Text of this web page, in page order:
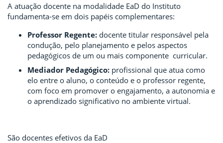
A atuação docente na modalidade EaD do Instituto
fundamenta-se em dois papéis complementares:
Professor Regente: docente titular responsável pela
condução, pelo planejamento e pelos aspectos
pedagógicos de um ou mais componente curricular.
Mediador Pedagógico: profissional que atua como
elo entre o aluno, o conteúdo e o professor regente,
com foco em promover o engajamento, a autonomia e
o aprendizado significativo no ambiente virtual.
São docentes efetivos da EaD